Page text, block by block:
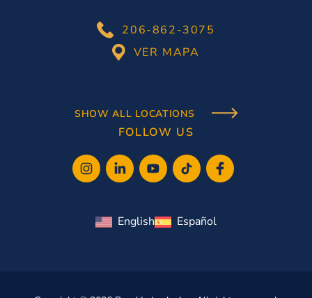
206-862-3075
VER MAPA
SHOW ALL LOCATIONS
FOLLOW US
English Español